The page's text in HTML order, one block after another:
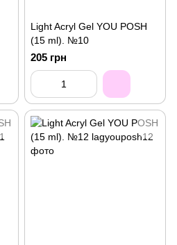
Light Acryl Gel YOU POSH
(15 ml). №10
205 грн